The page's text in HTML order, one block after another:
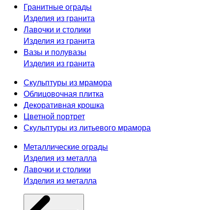
Гранитные ограды
Изделия из гранита
Лавочки и столики
Изделия из гранита
Вазы и полувазы
Изделия из гранита
Скульптуры из мрамора
Облицовочная плитка
Декоративная крошка
Цветной портрет
Скульптуры из литьевого мрамора
Металлические ограды
Изделия из металла
Лавочки и столики
Изделия из металла